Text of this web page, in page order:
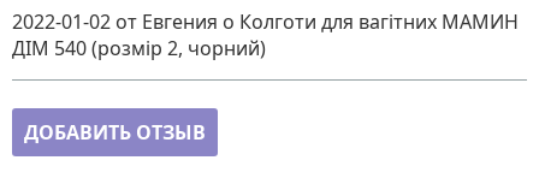
2022-01-02 от Евгения о Колготи для вагітних МАМИН
ДІМ 540 (розмір 2, чорний)
ДОБАВИТЬ ОТЗЫВ